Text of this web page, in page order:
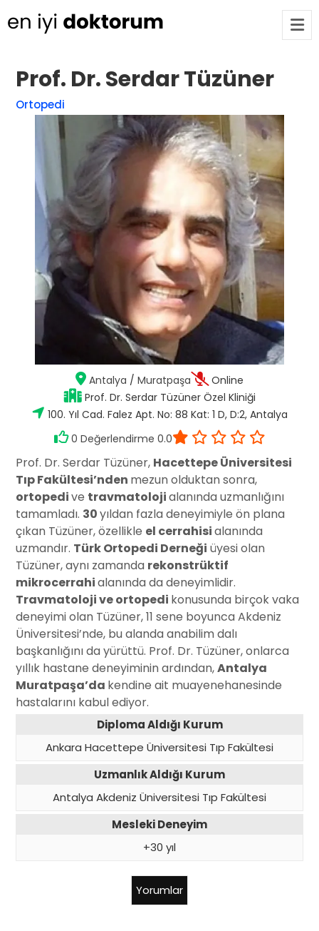
Adana / Seyhan
Doç. Dr. Songül Alemdaroğlu
Adana / Seyhan
Tüm Doktorlar
Tüm doktorları göster
Prof. Dr. Serdar Tüzüner
Ortopedi
Antalya / Muratpaşa
Online
Prof. Dr. Serdar Tüzüner Özel Kliniği
100. Yıl Cad. Falez Apt. No: 88 Kat: 1 D, D:2, Antalya
0 Değerlendirme 0.0
Prof. Dr. Serdar Tüzüner, Hacettepe Üniversitesi
Tıp Fakültesi’nden mezun olduktan sonra,
ortopedive travmatolojialanında uzmanlığını
tamamladı. 30yıldan fazla deneyimiyle ön plana
çıkan Tüzüner, özellikle el cerrahisialanında
uzmandır. Türk Ortopedi Derneği üyesi olan
Tüzüner, aynı zamanda rekonstrüktif
mikrocerrahialanında da deneyimlidir.
Travmatoloji ve ortopedi konusunda birçok vaka
deneyimi olan Tüzüner, 11 sene boyunca Akdeniz
Üniversitesi’nde, bu alanda anabilim dalı
başkanlığını da yürüttü. Prof. Dr. Tüzüner, onlarca
yıllık hastane deneyiminin ardından,Antalya
Muratpaşa’da kendine ait muayenehanesinde
hastalarını kabul ediyor.
Diploma Aldığı Kurum
Ankara Hacettepe Üniversitesi Tıp Fakültesi
Uzmanlık Aldığı Kurum
Antalya Akdeniz Üniversitesi Tıp Fakültesi
Mesleki Deneyim
+30 yıl
Yorumlar